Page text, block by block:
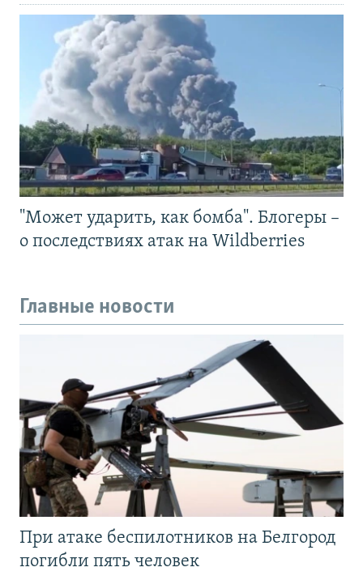
"Может ударить, как бомба". Блогеры –
о последствиях атак на Wildberries
Главные новости
При атаке беспилотников на Белгород
погибли пять человек